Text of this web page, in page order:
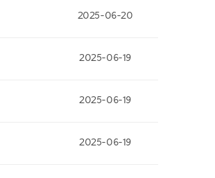
2025-06-20
2025-06-19
2025-06-19
2025-06-19